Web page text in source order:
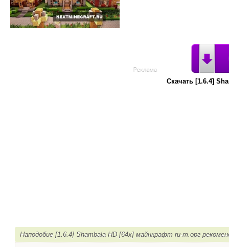
Скачать [1.6.4]
Наподобие [1.6.4] Shambala HD [64x] майнкрафт ru-m.орг